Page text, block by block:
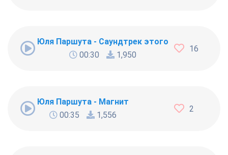
Юля Паршута - Саундтрек этого лета
00:30
1,950
16
Юля Паршута - Магнит
00:35
1,556
2